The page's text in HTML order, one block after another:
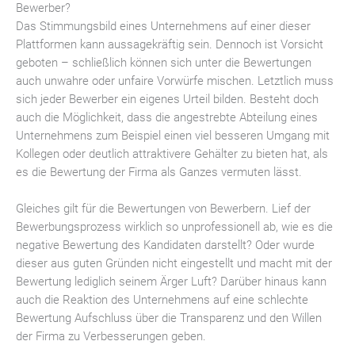
Bewerber?
Das Stimmungsbild eines Unternehmens auf einer dieser
Plattformen kann aussagekräftig sein. Dennoch ist Vorsicht
geboten – schließlich können sich unter die Bewertungen
auch unwahre oder unfaire Vorwürfe mischen. Letztlich muss
sich jeder Bewerber ein eigenes Urteil bilden. Besteht doch
auch die Möglichkeit, dass die angestrebte Abteilung eines
Unternehmens zum Beispiel einen viel besseren Umgang mit
Kollegen oder deutlich attraktivere Gehälter zu bieten hat, als
es die Bewertung der Firma als Ganzes vermuten lässt.
Gleiches gilt für die Bewertungen von Bewerbern. Lief der
Bewerbungsprozess wirklich so unprofessionell ab, wie es die
negative Bewertung des Kandidaten darstellt? Oder wurde
dieser aus guten Gründen nicht eingestellt und macht mit der
Bewertung lediglich seinem Ärger Luft? Darüber hinaus kann
auch die Reaktion des Unternehmens auf eine schlechte
Bewertung Aufschluss über die Transparenz und den Willen
der Firma zu Verbesserungen geben.